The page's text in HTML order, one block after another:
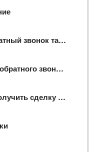
же отображались на …
и формы связи
звонка на определенный …